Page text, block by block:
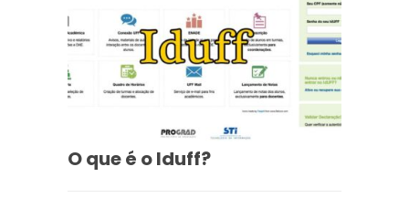
O que é o Iduff?